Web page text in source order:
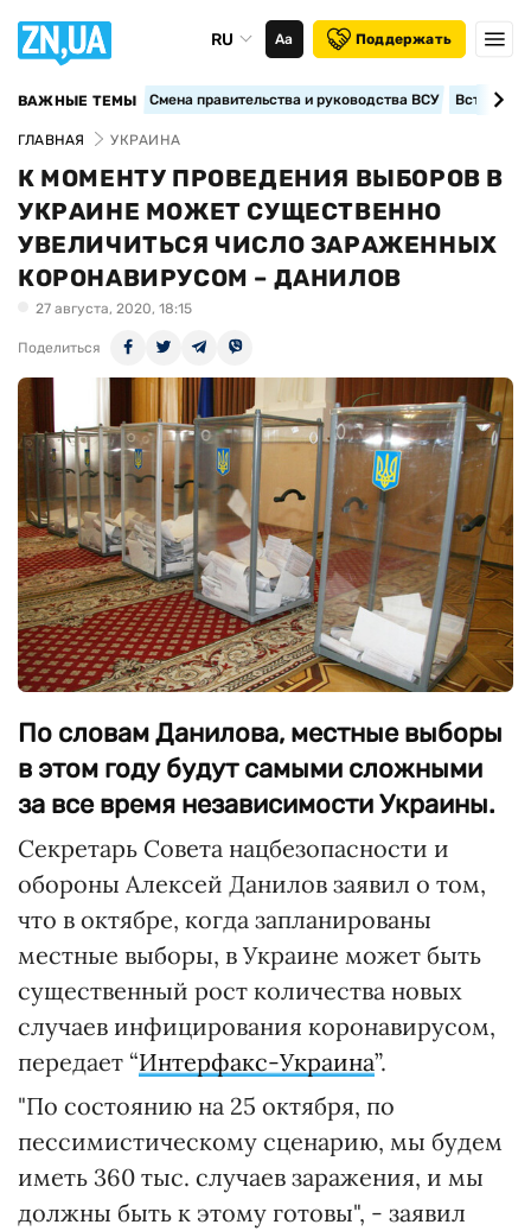
RU Аа Поддержать
ВАЖНЫЕ ТЕМЫ Смена правительства и руководства ВСУ
ГЛАВНАЯ УКРАИНА
К МОМЕНТУ ПРОВЕДЕНИЯ ВЫБОРОВ В
УКРАИНЕ МОЖЕТ СУЩЕСТВЕННО
УВЕЛИЧИТЬСЯ ЧИСЛО ЗАРАЖЕННЫХ
КОРОНАВИРУСОМ – ДАНИЛОВ
27 августа, 2020, 18:15
Поделиться
По словам Данилова, местные выборы
в этом году будут самыми сложными
за все время независимости Украины.
Секретарь Совета нацбезопасности и
обороны Алексей Данилов заявил о том,
что в октябре, когда запланированы
местные выборы, в Украине может быть
существенный рост количества новых
случаев инфицирования коронавирусом,
передает “Интерфакс-Украина”.
"По состоянию на 25 октября, по
пессимистическому сценарию, мы будем
иметь 360 тыс. случаев заражения, и мы
должны быть к этому готовы", - заявил